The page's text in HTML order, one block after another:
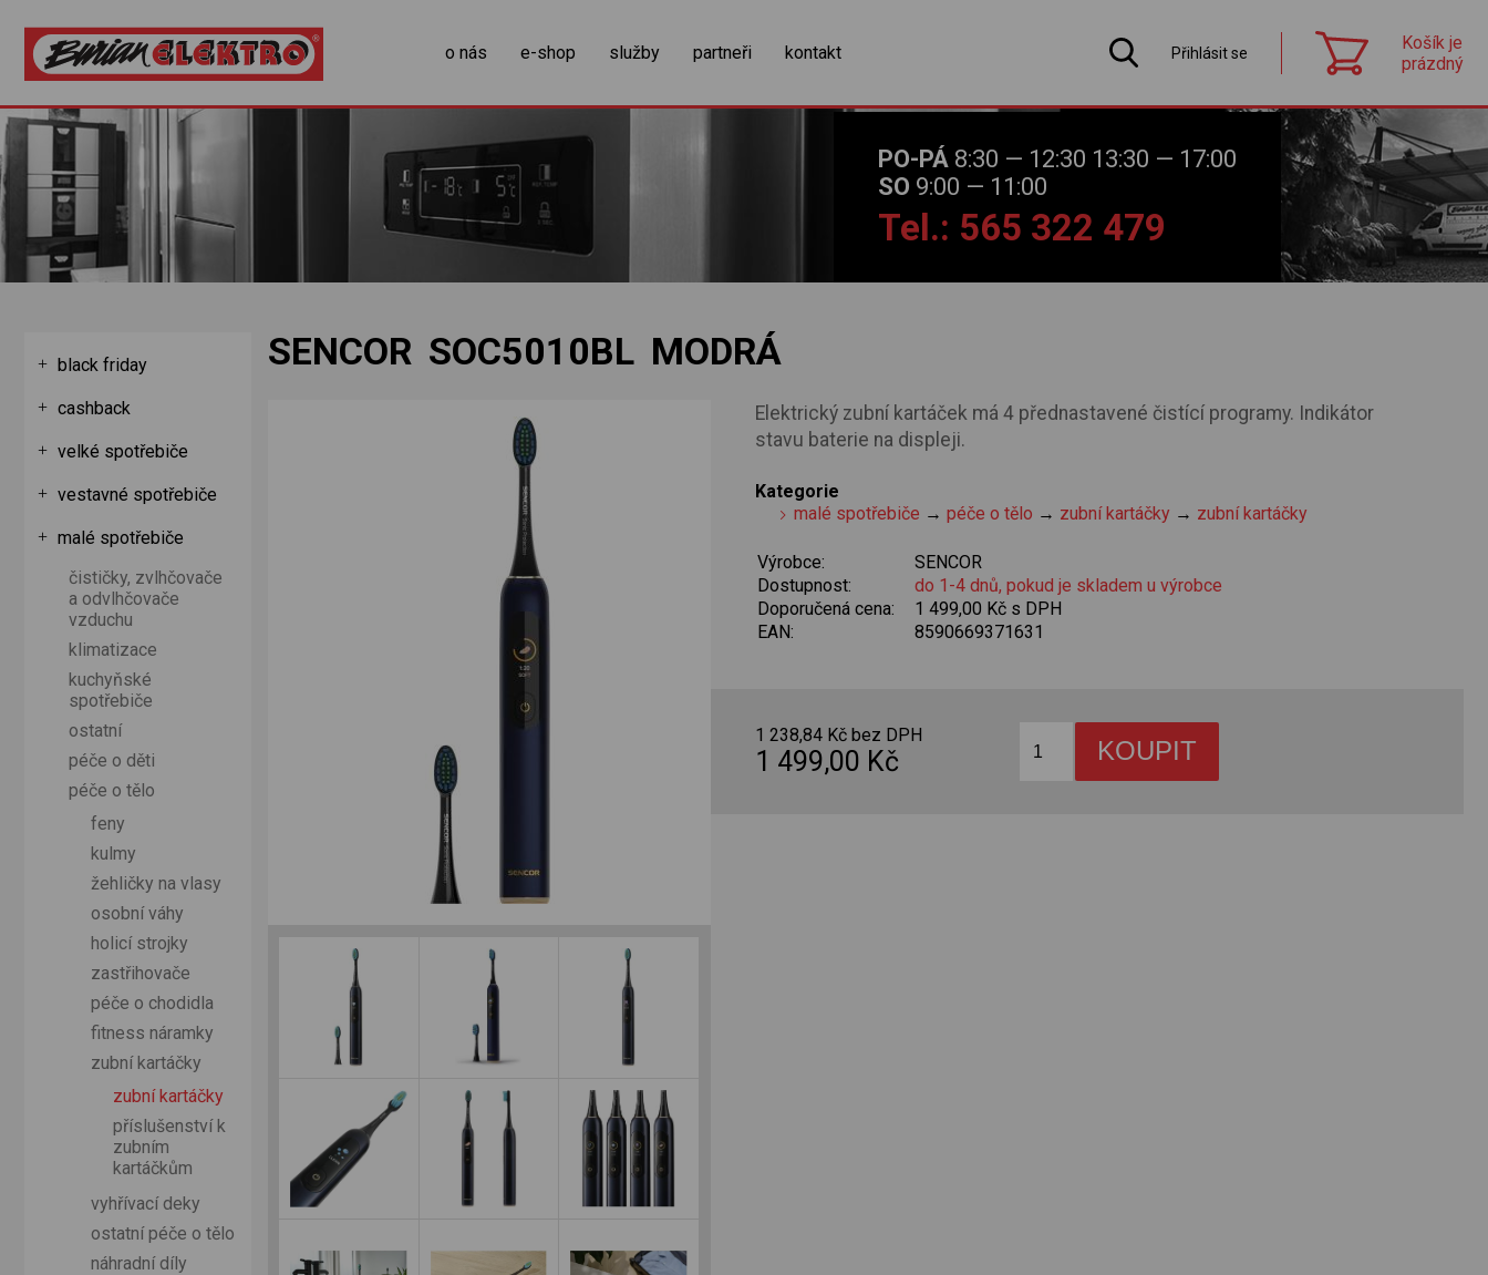
o nás e-shop služby partneři kontakt Přihlásit se
Košík je
prázdný
zobrazit obsah košíku
PO-PÁ 8:30 — 12:30 13:30 — 17:00
SO 9:00 — 11:00
Tel.: 565 322 479
SENCOR SOC5010BL MODRÁ
Elektrický zubní kartáček má 4 přednastavené čistící programy. Indikátor
stavu baterie na displeji.
Kategorie
malé spotřebiče →péče o tělo → zubní kartáčky → zubní kartáčky
Výrobce:
SENCOR
Dostupnost:
do 1-4 dnů, pokud je skladem u výrobce
Doporučená cena:
1 499,00 Kč s DPH
EAN:
8590669371631
1 238,84 Kč bez DPH
1 499,00 Kč
black friday
cashback
velké spotřebiče
vestavné spotřebiče
malé spotřebiče
čističky, zvlhčovače
a odvlhčovače
vzduchu
klimatizace
kuchyňské
spotřebiče
ostatní
péče o děti
péče o tělo
feny
kulmy
žehličky na vlasy
osobní váhy
holicí strojky
zastřihovače
péče o chodidla
fitness náramky
zubní kartáčky
zubní kartáčky
příslušenství k
zubním
kartáčkům
vyhřívací deky
ostatní péče o tělo
náhradní díly